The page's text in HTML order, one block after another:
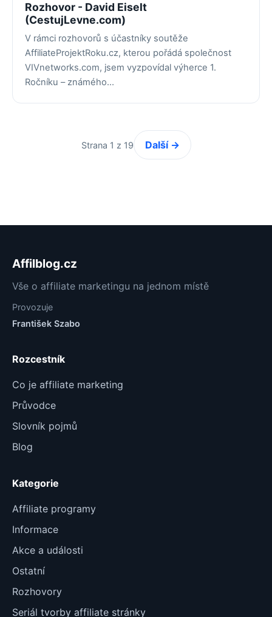
Rozhovor - David Eiselt
(CestujLevne.com)
V rámci rozhovorů s účastníky soutěže
AffiliateProjektRoku.cz, kterou pořádá společnost
VIVnetworks.com, jsem vyzpovídal výherce 1.
Ročníku – známého…
Strana 1 z 19 Další →
Affilblog.cz
Vše o affiliate marketingu na jednom místě
Provozuje
František Szabo
Rozcestník
Co je affiliate marketing
Průvodce
Slovník pojmů
Blog
Kategorie
Affiliate programy
Informace
Akce a události
Ostatní
Rozhovory
Seriál tvorby affiliate stránky